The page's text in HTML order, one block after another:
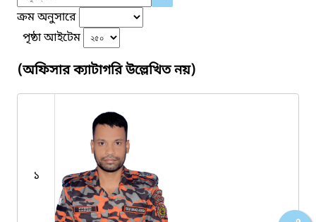
ক্রম অনুসারে
পৃষ্ঠা আইটেম
(অফিসার ক্যাটাগরি উল্লেখিত নয়)
১